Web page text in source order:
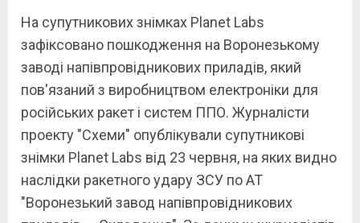
На супутникових знімках Planet Labs
зафіксовано пошкодження на Воронезькому
заводі напівпровідникових приладів, який
пов'язаний з виробництвом електроніки для
російських ракет і систем ППО. Журналісти
проекту "Схеми" опублікували супутникові
знімки Planet Labs від 23 червня, на яких видно
наслідки ракетного удару ЗСУ по АТ
"Воронезький завод напівпровідникових